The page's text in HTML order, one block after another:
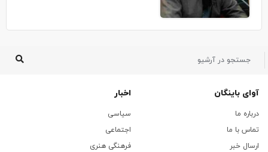
آوای باینگان
درباره ما
تماس با ما
ارسال خبر
اخبار
سیاسی
اجتماعی
فرهنگی هنری